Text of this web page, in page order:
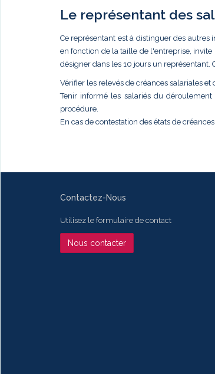
Le représentant des
Ce représentant est à distinguer des
en fonction de la taille de l'entreprise,
désigner dans les 10 jours un représentant.
Vérifier les relevés de créances salariales
Tenir informé les salariés du
procédure.
En cas de contestation des états de
Contactez-Nous
Utilisez le formulaire de contact
Nous contacter